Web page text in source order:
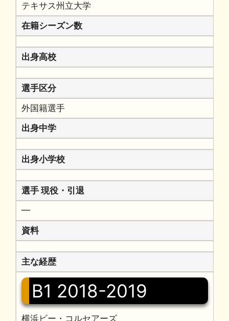
テキサス州立大学
在籍シーズン数
出身高校
選手区分
外国籍選手
出身中学
出身小学校
選手 現役・引退
━
資料
主な経歴
B1 2018-2019
横浜ビー・コルセアーズ